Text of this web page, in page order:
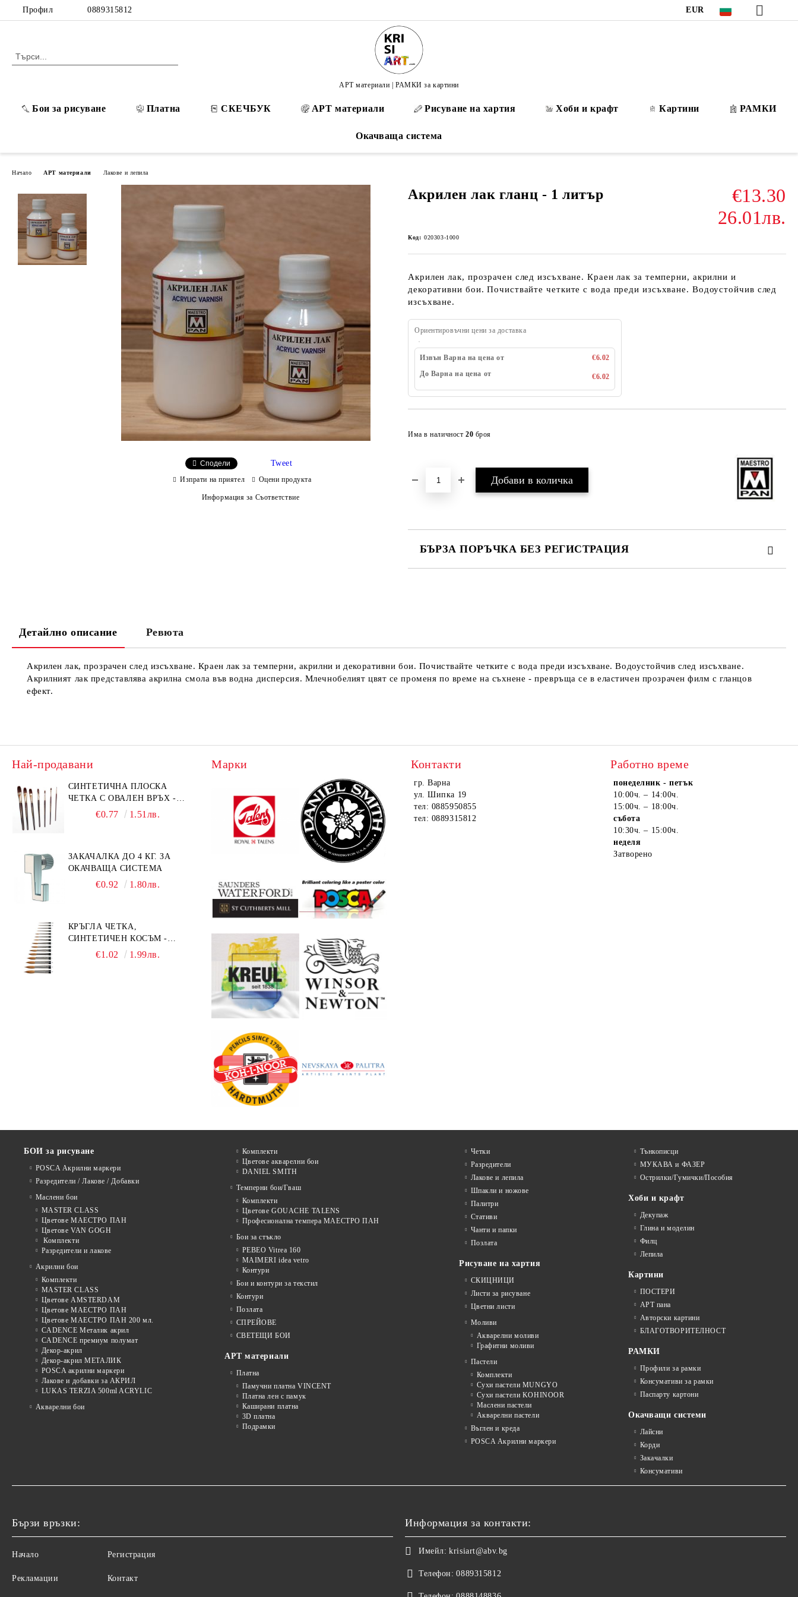
Профил 0889315812 EUR
АРТ материали | РАМКИ за картини
Бои за рисуване Платна СКЕЧБУК АРТ материали Рисуване на хартия Хоби и крафт Картини РАМКИ
Окачваща система
Начало АРТ материали Лакове и лепила
Акрилен лак гланц - 1 литър
€13.30
26.01лв.
Код: 020303-1000
Акрилен лак, прозрачен след изсъхване. Краен лак за темперни, акрилни и
декоративни бои. Почиствайте четките с вода преди изсъхване. Водоустойчив след
изсъхване.
Ориентировъчни цени за доставка
Извън Варна на цена от
€6.02
До Варна на цена от
€6.02
Има в наличност 20 броя
БЪРЗА ПОРЪЧКА БЕЗ РЕГИСТРАЦИЯ
Сподели Tweet
Изпрати на приятел Оцени продукта
Информация за Съответствие
Детайлно описание Ревюта
Акрилен лак, прозрачен след изсъхване. Краен лак за темперни, акрилни и декоративни бои. Почиствайте четките с вода преди изсъхване. Водоустойчив след изсъхване.
Акрилният лак представлява акрилна смола във водна дисперсия. Млечнобелият цвят се променя по време на съхнене - превръща се в еластичен прозрачен филм с гланцов
ефект.
Най-продавани
СИНТЕТИЧНА ПЛОСКА
ЧЕТКА С ОВАЛЕН ВРЪХ -
GIOCONDA 273 - №1/8
€0.77 1.51лв.
ЗАКАЧАЛКА ДО 4 КГ. ЗА
ОКАЧВАЩА СИСТЕМА
€0.92 1.80лв.
КРЪГЛА ЧЕТКА,
СИНТЕТИЧЕН КОСЪМ -
MILLENIUM 211 - №0
€1.02 1.99лв.
Марки Контакти
гр. Варна
ул. Шипка 19
тел: 0885950855
тел: 0889315812
Работно време
понеделник - петък
10:00ч. – 14:00ч.
15:00ч. – 18:00ч.
събота
10:30ч. – 15:00ч.
неделя
Затворено
БОИ за рисуване
POSCA Акрилни маркери
Разредители / Лакове / Добавки
Маслени бои
MASTER CLASS
Цветове МАЕСТРО ПАН
Цветове VAN GOGH
Комплекти
Разредители и лакове
Акрилни бои
Комплекти
MASTER CLASS
Цветове AMSTERDAM
Цветове МАЕСТРО ПАН
Цветове МАЕСТРО ПАН 200 мл.
CADENCE Металик акрил
CADENCE премиум полумат
Декор-акрил
Декор-акрил МЕТАЛИК
POSCA акрилни маркери
Лакове и добавки за АКРИЛ
LUKAS TERZIA 500ml ACRYLIC
Акварелни бои
Комплекти
Цветове акварелни бои
DANIEL SMITH
Темперни бои/Гваш
Комплекти
Цветове GOUACHE TALENS
Професионална темпера МАЕСТРО ПАН
Бои за стъкло
PEBEO Vitrea 160
MAIMERI idea vetro
Контури
Бои и контури за текстил
Контури
Позлата
СПРЕЙОВЕ
СВЕТЕЩИ БОИ
АРТ материали
Платна
Памучни платна VINCENT
Платна лен с памук
Каширани платна
3D платна
Подрамки
Четки
Разредители
Лакове и лепила
Шпакли и ножове
Палитри
Стативи
Чанти и папки
Позлата
Рисуване на хартия
СКИЦНИЦИ
Листи за рисуване
Цветни листи
Моливи
Акварелни моливи
Графитни моливи
Пастели
Комплекти
Сухи пастели MUNGYO
Сухи пастели KOHINOOR
Маслени пастели
Акварелни пастели
Въглен и креда
POSCA Акрилни маркери
Тънкописци
МУКАВА и ФАЗЕР
Острилки/Гумички/Пособия
Хоби и крафт
Декупаж
Глина и моделин
Филц
Лепила
Картини
ПОСТЕРИ
АРТ пана
Авторски картини
БЛАГОТВОРИТЕЛНОСТ
РАМКИ
Профили за рамки
Консумативи за рамки
Паспарту картони
Окачващи системи
Лайсни
Корди
Закачалки
Консумативи
Бързи връзки:
Начало
Рекламации
Регистрация
Контакт
Информация за контакти:
Имейл: krisiart@abv.bg
Телефон: 0889315812